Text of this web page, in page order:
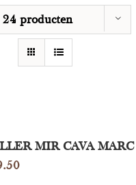
24 producten
MIR CAVA